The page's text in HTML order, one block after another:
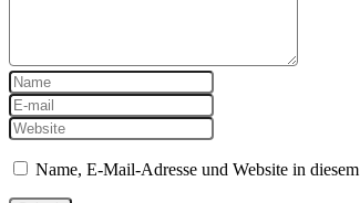
Name, E-Mail-Adresse und Website in